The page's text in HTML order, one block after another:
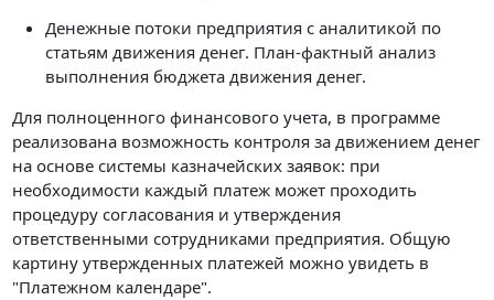
Денежные потоки предприятия с аналитикой по
статьям движения денег. План-фактный анализ
выполнения бюджета движения денег.
Для полноценного финансового учета, в программе
реализована возможность контроля за движением денег
на основе системы казначейских заявок: при
необходимости каждый платеж может проходить
процедуру согласования и утверждения
ответственными сотрудниками предприятия. Общую
картину утвержденных платежей можно увидеть в
"Платежном календаре".